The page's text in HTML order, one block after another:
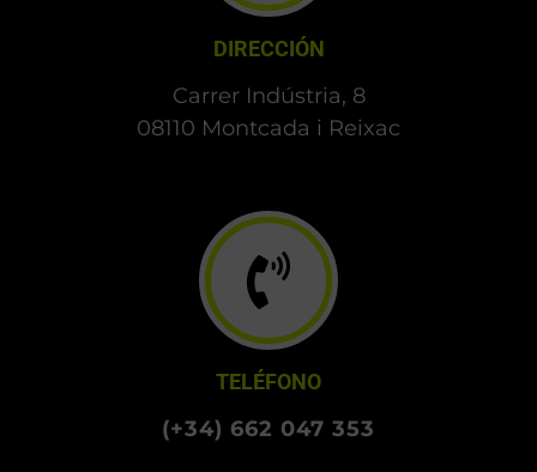
DIRECCIÓN
Carrer Indústria, 8
08110 Montcada i Reixac
TELÉFONO
(+34) 662 047 353